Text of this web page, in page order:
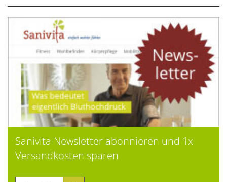
Sanivita Newsletter abonnieren und 1x
Versandkosten sparen